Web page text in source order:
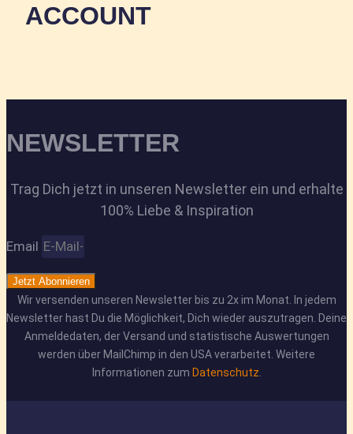
ACCOUNT
NEWSLETTER
Trag Dich jetzt in unseren Newsletter ein und erhalte
100% Liebe & Inspiration
Email
Jetzt Abonnieren
Wir versenden unseren Newsletter bis zu 2x im Monat. In jedem
Newsletter hast Du die Möglichkeit, Dich wieder auszutragen. Deine
Anmeldedaten, der Versand und statistische Auswertungen
werden über MailChimp in den USA verarbeitet. Weitere
Informationen zum Datenschutz.